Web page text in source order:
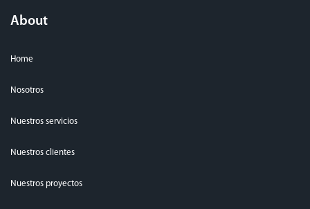
About
Home
Nosotros
Nuestros servicios
Nuestros clientes
Nuestros proyectos